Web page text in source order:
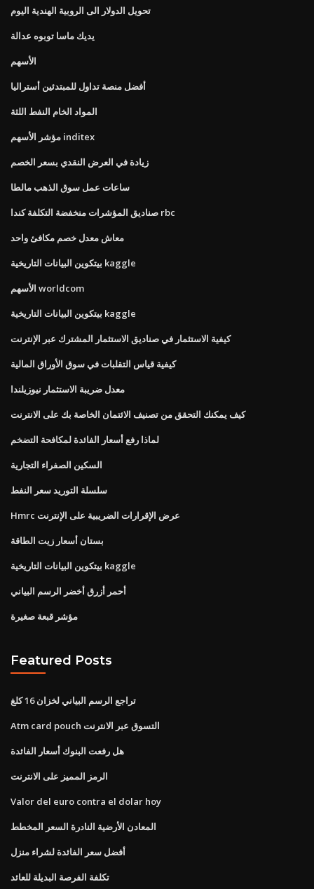
تحويل الدولار الى الروبية الهندية اليوم
يديك ماسا توبوه عدالة
الأسهم
أفضل منصة تداول للمبتدئين أستراليا
المواد الخام النفط اللثة
مؤشر الأسهم inditex
زيادة في العرض النقدي بسعر الخصم
ساعات عمل سوق الذهب مالطا
صناديق المؤشرات منخفضة التكلفة كندا rbc
معاش معدل خصم مكافئ واحد
بيتكوين البيانات التاريخية kaggle
الأسهم worldcom
بيتكوين البيانات التاريخية kaggle
كيفية الاستثمار في صناديق الاستثمار المشترك عبر الإنترنت
كيفية قياس التقلبات في سوق الأوراق المالية
معدل ضريبة الاستثمار نيوزيلندا
كيف يمكنك التحقق من تصنيف الائتمان الخاصة بك على الانترنت
لماذا رفع أسعار الفائدة لمكافحة التضخم
السكين الصفراء التجارية
سلسلة التوريد سعر النفط
Hmrc عرض الإقرارات الضريبية على الإنترنت
بستان أسعار زيت الطاقة
بيتكوين البيانات التاريخية kaggle
أحمر أزرق أخضر الرسم البياني
مؤشر قبعة صغيرة
Featured Posts
تراجع الرسم البياني لخزان 16 كلغ
Atm card pouch التسوق عبر الانترنت
هل رفعت البنوك أسعار الفائدة
الرمز المميز على الانترنت
Valor del euro contra el dolar hoy
المعادن الأرضية النادرة السعر المخطط
أفضل سعر الفائدة لشراء منزل
تكلفة الفرصة البديلة للعائد